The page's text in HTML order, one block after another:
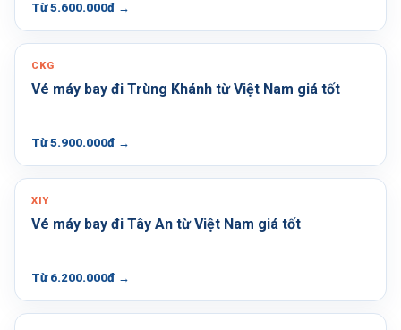
Từ 5.600.000đ →
CKG
Vé máy bay đi Trùng Khánh từ Việt Nam giá tốt
Từ 5.900.000đ →
XIY
Vé máy bay đi Tây An từ Việt Nam giá tốt
Từ 6.200.000đ →